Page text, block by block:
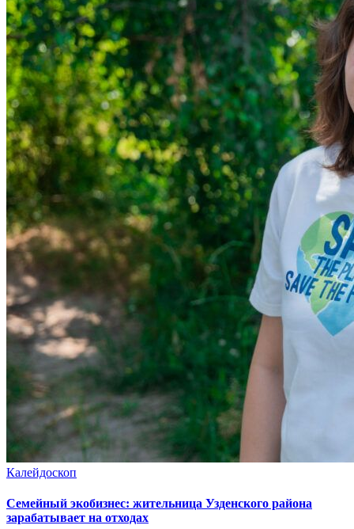
Калейдоскоп
Семейный экобизнес: жительница Узденского района
зарабатывает на отходах